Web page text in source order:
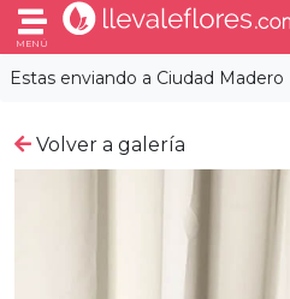
Estas enviando a Ciudad Madero
MENÚ
Volver a galería